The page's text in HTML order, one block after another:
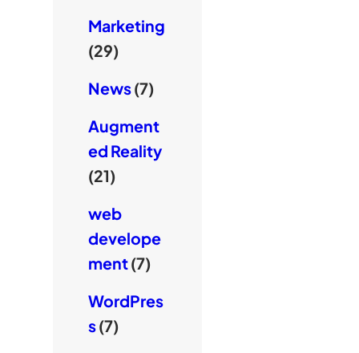
Marketing
(29)
News(7)
Augment
ed Reality
(21)
web
develope
ment(7)
WordPres
s(7)